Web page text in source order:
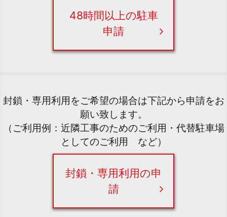
48時間以上の駐車
申請
封鎖・専用利用をご希望の場合は下記から申請をお
願い致します。
（ご利用例：近隣工事のためのご利用・代替駐車場
としてのご利用 など）
封鎖・専用利用の申
請